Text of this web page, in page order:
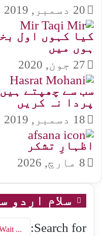
20 دسمبر, 2019
کیا کہوں اول
ہوں میں
27 جون, 2020
سب سے چھپتے
پردا نہ کریں
18 دسمبر, 2019
اظہارِ تشکر
8 مارچ, 2026
سلام اردو
Search for: